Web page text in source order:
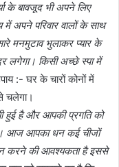
के बावजूद भी अपने लिए
अपने परिवार वालों के साथ
मनमुटाव भुलाकर प्यार के
लगेगा। किसी अच्छे स्पा में
:- घर के चारों कोनों में
चलेगा।
हुई है और आपकी प्रगति को
आज आपका धन कई चीजों
करने की आवश्यकता है इससे